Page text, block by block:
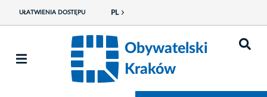
UŁATWIENIA DOSTĘPU PL
Obywatelski
Kraków